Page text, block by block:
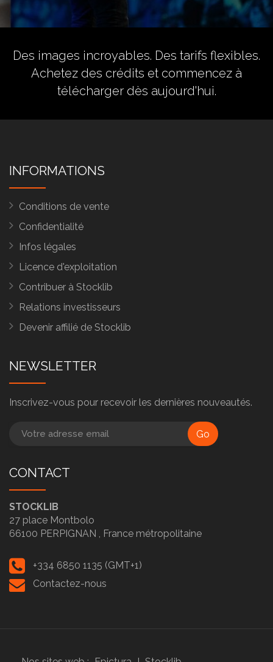
Des images incroyables. Des tarifs flexibles.
Achetez des crédits et commencez à
télécharger dès aujourd'hui.
INFORMATIONS
Conditions de vente
Confidentialité
Infos légales
Licence d'exploitation
Contribuer à Stocklib
Relations investisseurs
Devenir affilié de Stocklib
NEWSLETTER
Inscrivez-vous pour recevoir les dernières nouveautés.
Go
CONTACT
STOCKLIB
27 place Montbolo
66100 PERPIGNAN , France métropolitaine
+334 6850 1135 (GMT+1)
Contactez-nous